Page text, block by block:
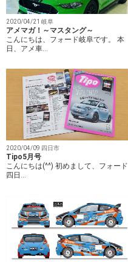
2020/04/21 岐阜
アメマガ！～マスタング～
こんにちは、フォード岐阜です。 本
日、アメ車…
2020/04/09 四日市
Tipo5月号
こんにちは(^^) 初めまして、フォード
四日…